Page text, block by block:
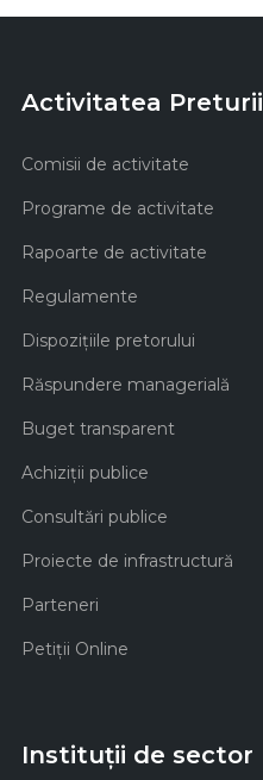
Activitatea Preturii
Comisii de activitate
Programe de activitate
Rapoarte de activitate
Regulamente
Dispozițiile pretorului
Răspundere managerială
Buget transparent
Achiziţii publice
Consultări publice
Proiecte de infrastructură
Parteneri
Petiții Online
Instituții de sector